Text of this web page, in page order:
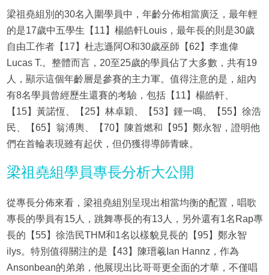
梁祖堯組別的30名入圍學員中，年齡分佈相當廣泛，最年輕
的是17歲中五學生【11】楊皓軒Louis，最年長的則是30歲
自由工作者【17】杜志遜阿O和30歲巫師【62】李進偉
Lucas T.。整體而言，20至25歲的學員佔了大多數，共有19
人，顯示這個年齡層是參賽的主力軍。值得注意的是，組內
有8名學員曾經歷生還賽的考驗，包括【11】楊皓軒、
【15】黃諾恆、【25】林卓穎、【53】鍾一鳴、【55】徐浩
民、【65】翁溥輿、【70】陳首燃和【95】鄭永智，證明他
們在首輪表現雖有起伏，但仍獲得導師青睞。
梁祖堯組學員專長分析大公開
從專長分佈來看，梁祖堯組別呈現出相當均衡的配置，唱歌
專長的學員有15人，跳舞專長的有13人，另外還有1名Rap專
長的【55】徐浩民THM和1名以樣貌見長的【95】鄭永智
ilys。特別值得關注的是【43】陳瑨羲Ian Hannz，作為
Ansonbean的弟弟，他展現出比哥哥更全面的才華，不僅唱